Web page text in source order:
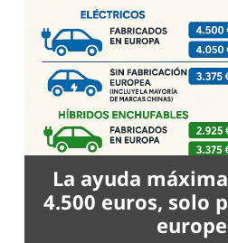
La ayuda
4.500 euros, solo